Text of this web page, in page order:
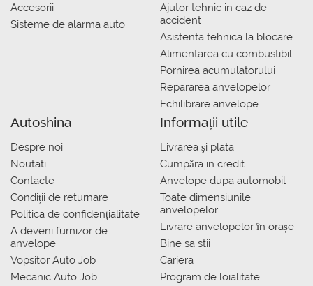
Accesorii
Sisteme de alarma auto
Ajutor tehnic in caz de
accident
Asistenta tehnica la blocare
Alimentarea cu combustibil
Pornirea acumulatorului
Repararea anvelopelor
Echilibrare anvelope
Autoshina
Despre noi
Noutati
Contacte
Condiții de returnare
Politica de confidențialitate
A deveni furnizor de
anvelope
Vopsitor Auto Job
Mecanic Auto Job
Informații utile
Livrarea şi plata
Сumpăra in credit
Anvelope dupa automobil
Toate dimensiunile
anvelopelor
Livrare anvelopelor în orașe
Bine sa stii
Cariera
Program de loialitate